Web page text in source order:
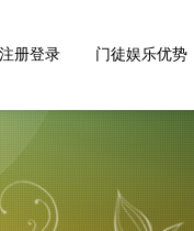
册登录 门徒娱乐优势